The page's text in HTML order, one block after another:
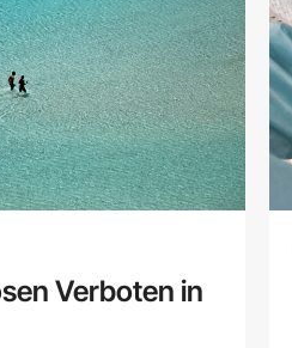
Verboten in